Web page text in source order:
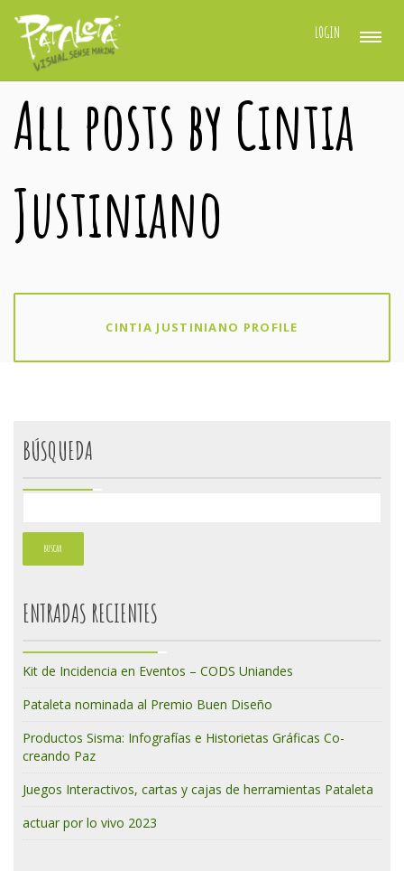
LOGIN
All posts by Cintia
Justiniano
CINTIA JUSTINIANO PROFILE
BÚSQUEDA
ENTRADAS RECIENTES
Kit de Incidencia en Eventos – CODS Uniandes
Pataleta nominada al Premio Buen Diseño
Productos Sisma: Infografías e Historietas Gráficas Co-
creando Paz
Juegos Interactivos, cartas y cajas de herramientas Pataleta
actuar por lo vivo 2023